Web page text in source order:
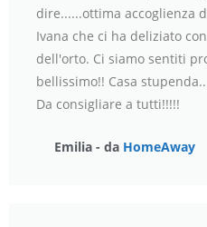
dire......ottima accoglienza
Ivana che ci ha deliziato
dell'orto. Ci siamo sentiti
bellissimo!! Casa
Da consigliare a tutti!!!!!
Emilia - da HomeAway